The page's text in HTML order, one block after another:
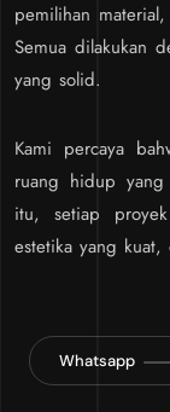
pemilihan
Semua dilakukan
yang solid.
Kami percaya
ruang hidup yang
itu, setiap
estetika yang kuat,
Whatsapp